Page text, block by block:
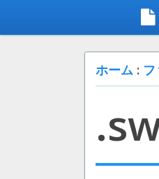
ホーム :